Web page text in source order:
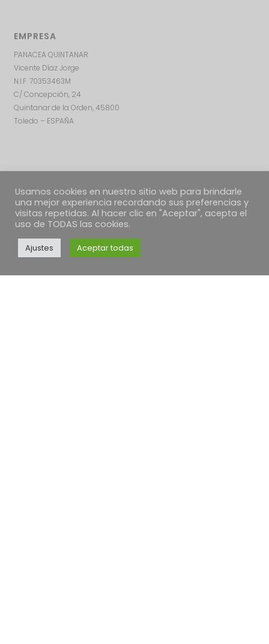
EMPRESA
PANACEA QUINTANAR
Vicente Díaz Jorge
N.I.F. 70353463M
C/ Concepción, 24
Quintanar de la Orden, 45800
Toledo – ESPAÑA
Usamos cookies en nuestro sitio web para brindarle
una mejor experiencia recordando sus preferencias y
visitas repetidas. Al hacer clic en "Aceptar", acepta el
uso de TODAS las cookies.
Ajustes Aceptar todas